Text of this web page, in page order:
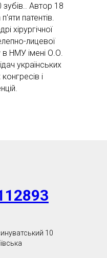
Автор 18
патентів.
хірургічної
лицевої
в НМУ імені О.О.
українських
і
10